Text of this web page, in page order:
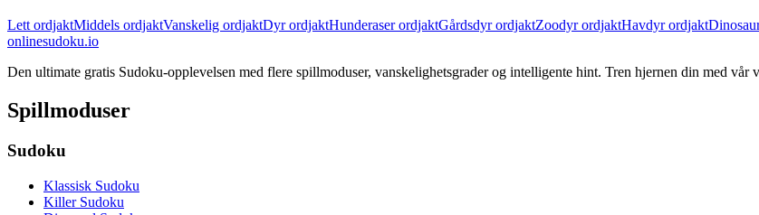
Lett ordjaktMiddels ordjaktVanskelig ordjaktDyr ordjaktHunderaser ordjaktGårdsdyr ordjaktZoodyr ordjaktHavdyr ordjakt
onlinesudoku.io
Den ultimate gratis Sudoku-opplevelsen med flere spillmoduser, vanskelighetsgrader og intelligente hint. Tren hjernen din med vår
Spillmoduser
Sudoku
Klassisk Sudoku
Killer Sudoku